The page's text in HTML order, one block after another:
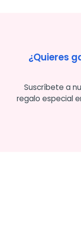
¿Quieres
Suscríbete a
regalo especial